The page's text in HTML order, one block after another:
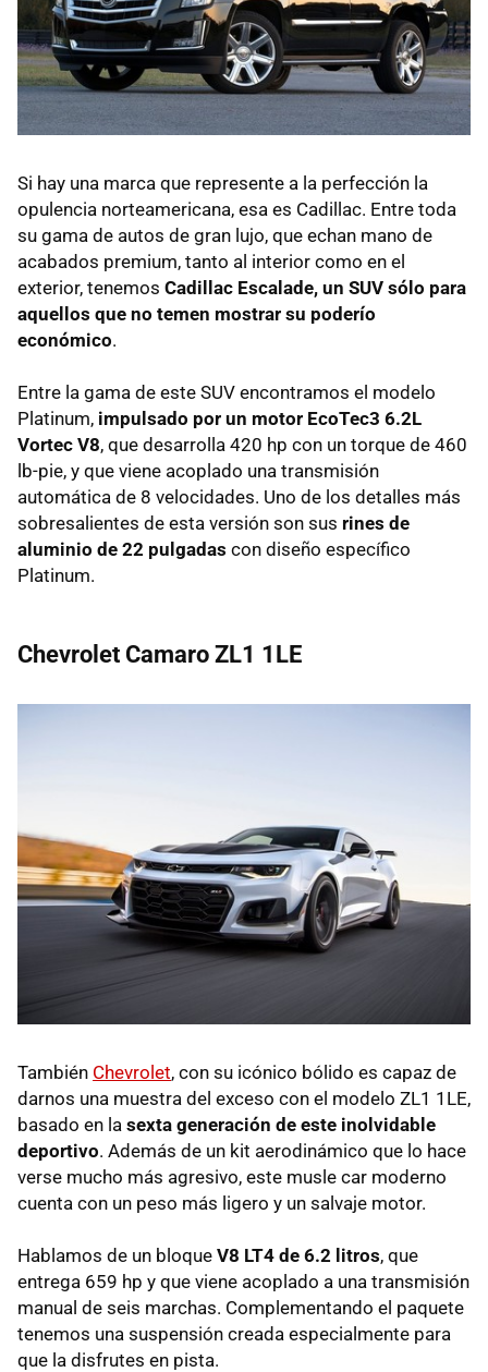
Si hay una marca que represente a la perfección la
opulencia norteamericana, esa es Cadillac. Entre toda
su gama de autos de gran lujo, que echan mano de
acabados premium, tanto al interior como en el
exterior, tenemos Cadillac Escalade, un SUV sólo para
aquellos que no temen mostrar su poderío
económico.
Entre la gama de este SUV encontramos el modelo
Platinum, impulsado por un motor EcoTec3 6.2L
Vortec V8, que desarrolla 420 hp con un torque de 460
lb-pie, y que viene acoplado una transmisión
automática de 8 velocidades. Uno de los detalles más
sobresalientes de esta versión son sus rines de
aluminio de 22 pulgadas con diseño específico
Platinum.
Chevrolet Camaro ZL1 1LE
También Chevrolet, con su icónico bólido es capaz de
darnos una muestra del exceso con el modelo ZL1 1LE,
basado en la sexta generación de este inolvidable
deportivo. Además de un kit aerodinámico que lo hace
verse mucho más agresivo, este musle car moderno
cuenta con un peso más ligero y un salvaje motor.
Hablamos de un bloque V8 LT4 de 6.2 litros, que
entrega 659 hp y que viene acoplado a una transmisión
manual de seis marchas. Complementando el paquete
tenemos una suspensión creada especialmente para
que la disfrutes en pista.